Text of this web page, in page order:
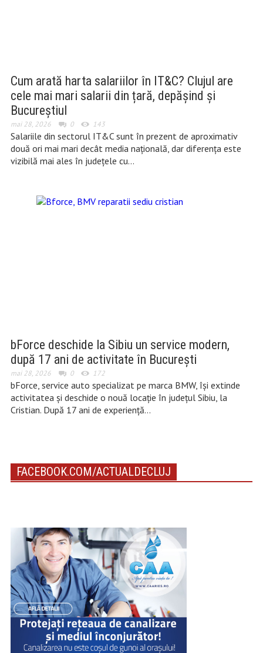
Cum arată harta salariilor în IT&C? Clujul are
cele mai mari salarii din țară, depășind și
Bucureștiul
mai 28, 2026 0 143
Salariile din sectorul IT&C sunt în prezent de aproximativ
două ori mai mari decât media națională, dar diferența este
vizibilă mai ales în județele cu…
bForce deschide la Sibiu un service modern,
după 17 ani de activitate în București
mai 28, 2026 0 172
bForce, service auto specializat pe marca BMW, își extinde
activitatea și deschide o nouă locație în județul Sibiu, la
Cristian. După 17 ani de experiență…
FACEBOOK.COM/ACTUALDECLUJ